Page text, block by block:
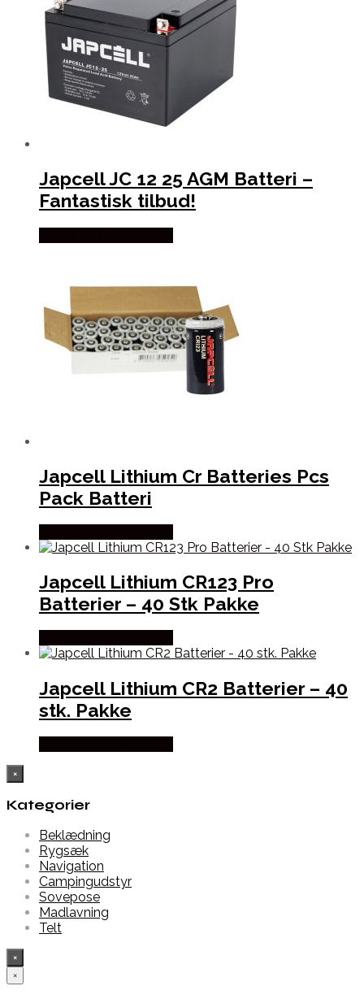
Japcell JC 12 25 AGM Batteri –
Fantastisk tilbud!
Japcell Lithium Cr Batteries Pcs
Pack Batteri
Japcell Lithium CR123 Pro
Batterier – 40 Stk Pakke
Japcell Lithium CR2 Batterier – 40
stk. Pakke
×
Kategorier
Beklædning
Rygsæk
Navigation
Campingudstyr
Sovepose
Madlavning
Telt
×
×